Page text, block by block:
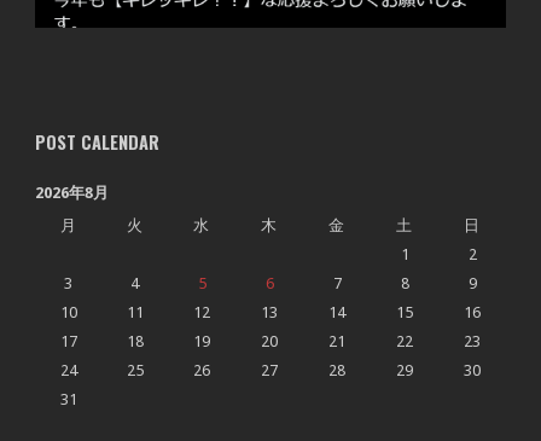
POST CALENDAR
2026年8月
月
火 水 木 金 土
日
1
2
3
4 5 6 7 8
9
10
11 12 13 14 15
16
17
18 19 20 21 22
23
24
25 26 27 28 29
30
31